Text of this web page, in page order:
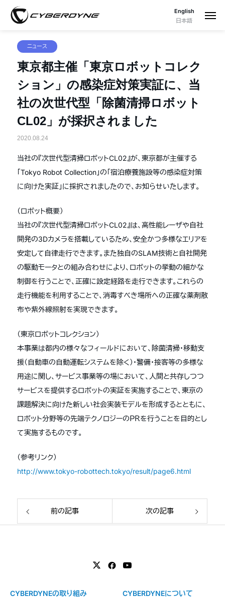
English
日本語
ニュース
東京都主催「東京ロボットコレク
ション」の感染症対策実証に、当
社の次世代型「除菌清掃ロボット
CL02」が採択されました
2020.08.24
当社の『次世代型清掃ロボットCL02』が、東京都が主催する
「Tokyo Robot Collection」の「宿泊療養施設等の感染症対策
に向けた実証」に採択されましたので、お知らせいたします。
（ロボット概要）
当社の『次世代型清掃ロボットCL02』は、高性能レーザや自社
開発の3Dカメラを搭載しているため、安全かつ多様なエリアを
安定して自律走行できます。また独自のSLAM技術と自社開発
の駆動モータとの組み合わせにより、ロボットの挙動の細かな
制御を行うことで、正確に設定経路を走行できます。これらの
走行機能を利用することで、消毒すべき場所への正確な薬剤散
布や紫外線照射を実現できます。
（東京ロボットコレクション）
本事業は都内の様々なフィールドにおいて、除菌清掃・移動支
援（自動車の自動運転システムを除く）・警備・接客等の多様な
用途に関し、サービス事業等の場において、人間と共存しつつ
サービスを提供するロボットの実証を実施することで、東京の
課題解決に向けた新しい社会実装モデルを形成するとともに、
ロボット分野等の先端テクノロジーのＰＲを行うことを目的とし
て実施するものです。
（参考リンク）
http://www.tokyo-robottech.tokyo/result/page6.html
前の記事 次の記事
CYBERDYNEの取り組み
CYBERDYNEについて